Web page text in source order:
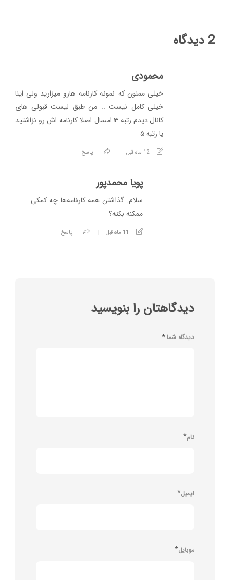
2 دیدگاه
محمودی
خیلی ممنون که نمونه کارنامه هارو میزارید ولی اینا
خیلی کامل نیست .. من طبق لیست قبولی های
کانال دیدم رتبه ۳ امسال اصلا کارنامه اش رو نزاشتید
یا رتبه ۵
12 ماه قبل پاسخ
پویا محمدپور
سلام. گذاشتن همه کارنامه‌ها چه کمکی
ممکنه بکنه؟
11 ماه قبل پاسخ
دیدگاهتان را بنویسید
دیدگاه شما*
نام*
ایمیل*
موبایل*